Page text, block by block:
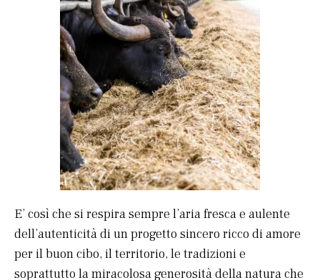
E’ così che si respira sempre l’aria fresca e aulente
dell’autenticità di un progetto sincero ricco di amore
per il buon cibo, il territorio, le tradizioni e
soprattutto la miracolosa generosità della natura che